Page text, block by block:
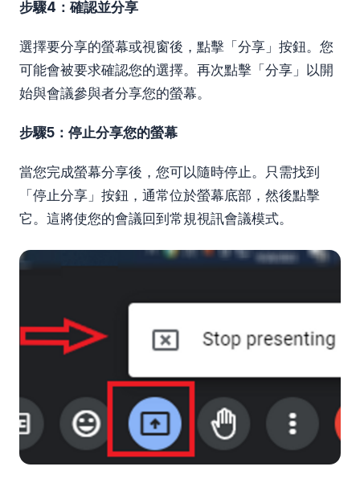
步驟4：確認並分享
選擇要分享的螢幕或視窗後，點擊「分享」按鈕。您
可能會被要求確認您的選擇。再次點擊「分享」以開
始與會議參與者分享您的螢幕。
步驟5：停止分享您的螢幕
當您完成螢幕分享後，您可以隨時停止。只需找到
「停止分享」按鈕，通常位於螢幕底部，然後點擊
它。這將使您的會議回到常規視訊會議模式。